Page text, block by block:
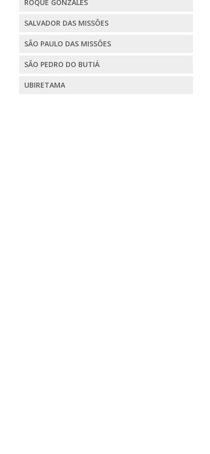
ROQUE GONZALES
SALVADOR DAS MISSÕES
SÃO PAULO DAS MISSÕES
SÃO PEDRO DO BUTIÁ
UBIRETAMA